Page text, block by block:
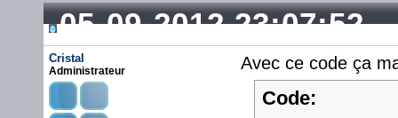
05-09-2012 23:07:52
Cristal
Administrateur Avec ce code ça
Code: